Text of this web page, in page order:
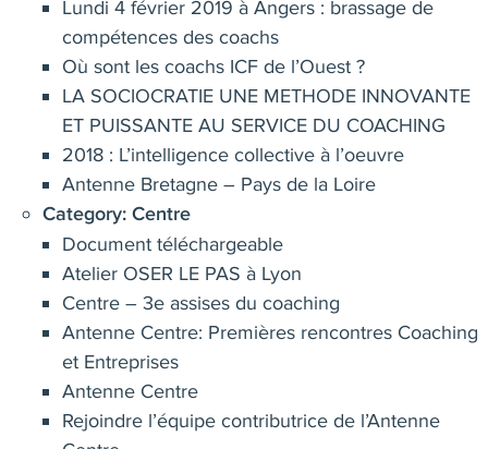
Lundi 4 février 2019 à Angers : brassage de
compétences des coachs
Où sont les coachs ICF de l’Ouest ?
LA SOCIOCRATIE UNE METHODE INNOVANTE
ET PUISSANTE AU SERVICE DU COACHING
2018 : L’intelligence collective à l’oeuvre
Antenne Bretagne – Pays de la Loire
Category: Centre
Document téléchargeable
Atelier OSER LE PAS à Lyon
Centre – 3e assises du coaching
Antenne Centre: Premières rencontres Coaching
et Entreprises
Antenne Centre
Rejoindre l’équipe contributrice de l’Antenne